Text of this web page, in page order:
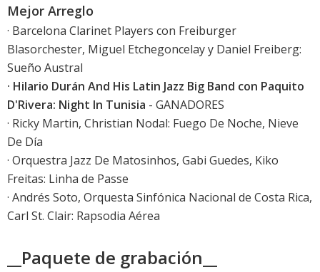
Mejor Arreglo
· Barcelona Clarinet Players con Freiburger
Blasorchester, Miguel Etchegoncelay y Daniel Freiberg:
Sueño Austral
· Hilario Durán And His Latin Jazz Big Band con Paquito
D'Rivera: Night In Tunisia - GANADORES
· Ricky Martin, Christian Nodal: Fuego De Noche, Nieve
De Día
· Orquestra Jazz De Matosinhos, Gabi Guedes, Kiko
Freitas: Linha de Passe
· Andrés Soto, Orquesta Sinfónica Nacional de Costa Rica,
Carl St. Clair: Rapsodia Aérea
__Paquete de grabación__